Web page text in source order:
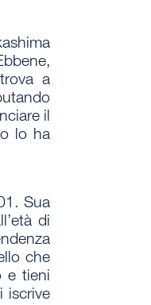
a
il
lo ha
Sua
di
che
e tieni
iscrive